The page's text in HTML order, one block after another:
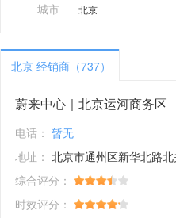
城市 北京
北京 经销商（737）
蔚来中心｜北京运河商务区
电话： 暂无
地址： 北京市通州区新华北路北关
综合评分：
时效评分：